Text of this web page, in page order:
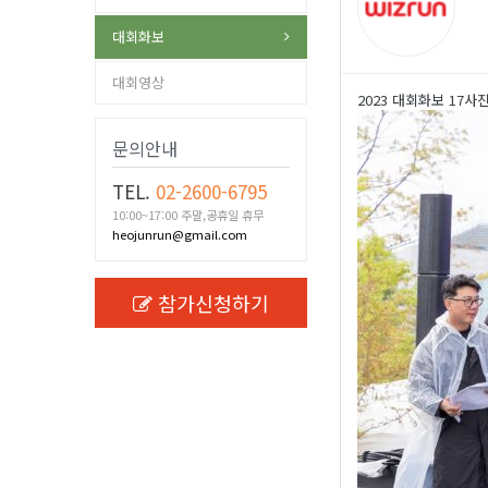
대회화보
대회영상
문의안내
TEL. 02-2600-6795
10:00~17:00 주말,공휴일 휴무
heojunrun@gmail.com
참가신청하기
2023 대회화보 17사